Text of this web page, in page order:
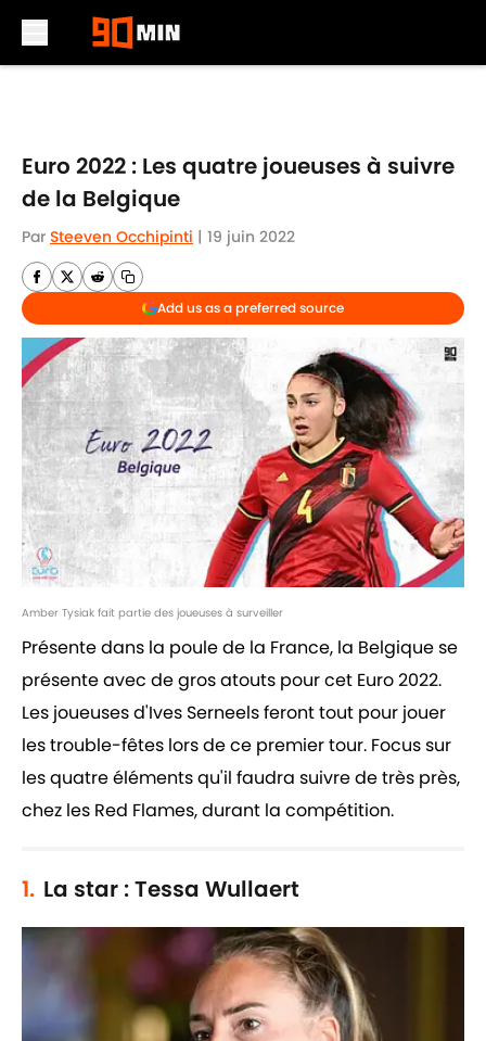
Euro 2022 : Les quatre joueuses à suivre
de la Belgique
Par Steeven Occhipinti | 19 juin 2022
Add us as a preferred source
Amber Tysiak fait partie des joueuses à surveiller
Présente dans la poule de la France, la Belgique se
présente avec de gros atouts pour cet Euro 2022.
Les joueuses d'Ives Serneels feront tout pour jouer
les trouble-fêtes lors de ce premier tour. Focus sur
les quatre éléments qu'il faudra suivre de très près,
chez les Red Flames, durant la compétition.
1. La star : Tessa Wullaert